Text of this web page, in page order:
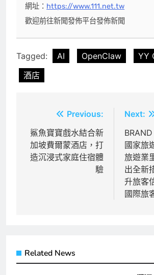
網址： https://www.111.net.tw
歡迎前往新聞發佈平台發佈新聞
Tagged: AI OpenClaw
YY
酒店
章
導
Previous:
鯊魚寶寶戲水結合新
加坡費爾蒙酒店，打
造沉浸式家庭住宿體
驗
Next:
國家旅
旅遊業
出全新
升旅客
國際旅
Related News